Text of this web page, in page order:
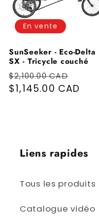
En vente
SunSeeker - Eco-Delta
SX - Tricycle couché
Prix habituel
$2,100.00 CAD
$1,145.00 CAD
Liens rapides
Tous les produits
Catalogue vidéo